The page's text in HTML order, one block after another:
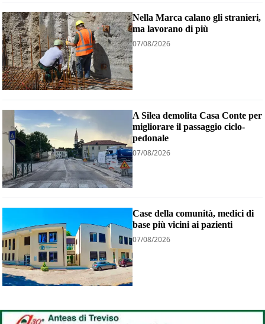
Nella Marca calano gli stranieri,
ma lavorano di più
07/08/2026
A Silea demolita Casa Conte per
migliorare il passaggio ciclo-
pedonale
07/08/2026
Case della comunità, medici di
base più vicini ai pazienti
07/08/2026